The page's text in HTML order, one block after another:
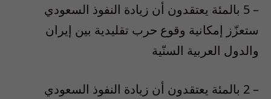
– 5 بالمئة يعتقدون أن زيادة النفوذ السعودي
ستعزّز إمكانية وقوع حرب تقليدية بين إيران
والدول العربية السنّية
– 2 بالمئة يعتقدون أن زيادة النفوذ السعودي